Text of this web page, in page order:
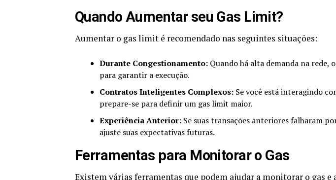
Quando Aumentar seu Gas Limit?
Aumentar o gas limit é recomendado nas seguintes situações:
Durante Congestionamento: Quando há alta demanda na rede,
para garantir a execução.
Contratos Inteligentes Complexos: Se você está interagindo
prepare-se para definir um gas limit maior.
Experiência Anterior: Se suas transações anteriores falharam
ajuste suas expectativas futuras.
Ferramentas para Monitorar o Gas
Existem várias ferramentas que podem ajudar a monitorar o gas e